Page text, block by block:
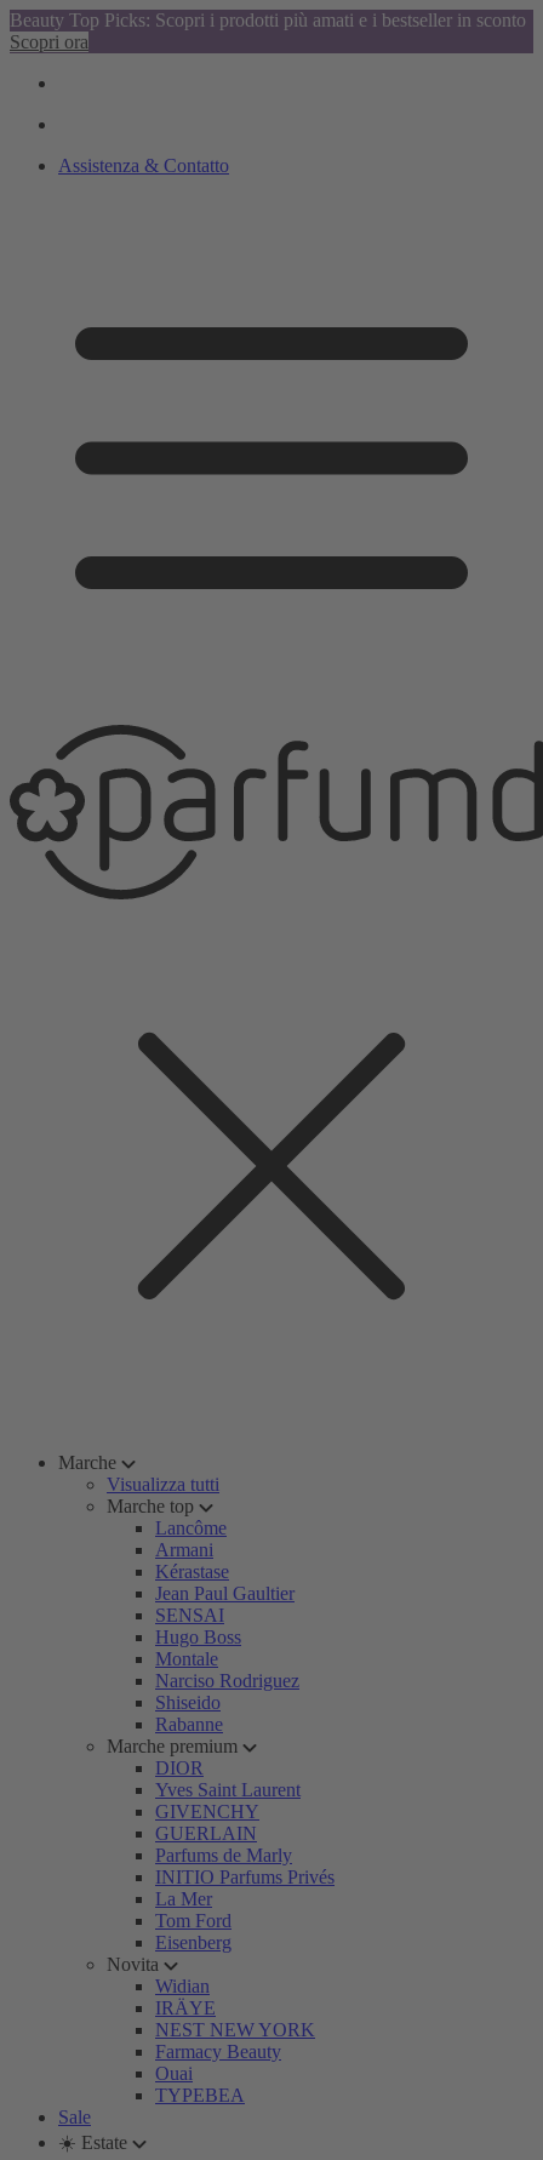
Beauty Top Picks: Scopri i prodotti più amati e i bestseller in sconto
Scopri ora
Assistenza & Contatto
Marche
Visualizza tutti
Marche top
Lancôme
Armani
Kérastase
Jean Paul Gaultier
SENSAI
Hugo Boss
Montale
Narciso Rodriguez
Shiseido
Rabanne
Marche premium
DIOR
Yves Saint Laurent
GIVENCHY
GUERLAIN
Parfums de Marly
INITIO Parfums Privés
La Mer
Tom Ford
Eisenberg
Novita
Widian
IRÄYE
NEST NEW YORK
Farmacy Beauty
Ouai
TYPEBEA
Sale
☀️ Estate